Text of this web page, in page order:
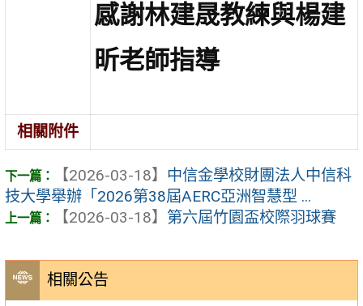
相關公告
感謝林建晟教練與楊建
昕老師指導
相關附件
【2026-03-18】 中信金學校財團法人中信科
技大學舉辦「2026第38屆AERC亞洲智慧型 ...
【2026-03-18】 第六屆竹園盃校際羽球賽